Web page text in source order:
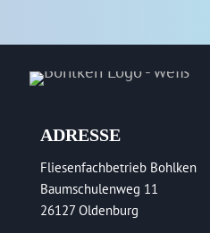
ADRESSE
Fliesenfachbetrieb Bohlken
Baumschulenweg 11
26127 Oldenburg